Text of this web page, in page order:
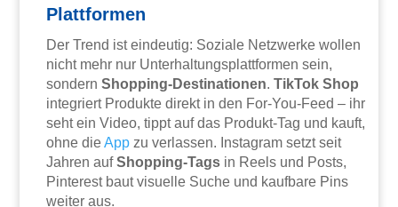
Plattformen
Der Trend ist eindeutig: Soziale Netzwerke wollen
nicht mehr nur Unterhaltungsplattformen sein,
sondernShopping-Destinationen.TikTok Shop
integriert Produkte direkt in den For-You-Feed – ihr
seht ein Video, tippt auf das Produkt-Tag und kauft,
ohne dieApp zu verlassen. Instagram setzt seit
Jahren aufShopping-Tags in Reels und Posts,
Pinterest baut visuelle Suche und kaufbare Pins
weiter aus.